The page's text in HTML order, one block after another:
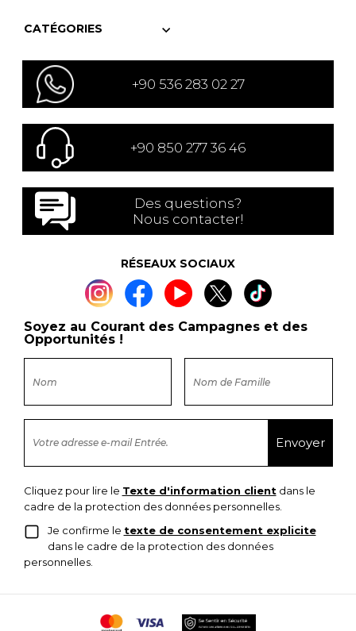
CATÉGORIES
+90 536 283 02 27
+90 850 277 36 46
Des questions?
Nous contacter!
RÉSEAUX SOCIAUX
Soyez au Courant des Campagnes et des
Opportunités !
Cliquez pour lire le Texte d'information clientdans le
cadre de la protection des données personnelles.
Je confirme le texte de consentement explicite
dans le cadre de la protection des données
personnelles.